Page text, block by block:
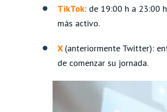
TikTok: de 19:00 h a 23:00
más activo.
X (anteriormente Twitter):
de comenzar su jornada.